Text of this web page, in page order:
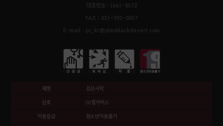
대표번호: 1661-8572
FAX : 031-935-0837
E-mail : pc_kr@playblackdesert.com
제명 검은사막
상호 ㈜펄어비스
이용등급 청소년이용불가